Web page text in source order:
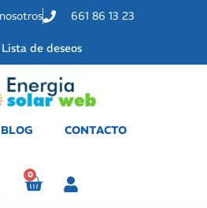
661 86 13 23
Lista de deseos
BLOG CONTACTO
0